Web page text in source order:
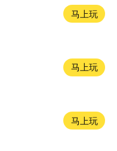
马上玩
马上玩
马上玩